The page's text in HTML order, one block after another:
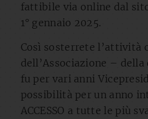
fattibile via online dal
1° gennaio 2025.
Così sosterrete l’attività
dell’Associazione – della
fu per vari anni
possibilità per un anno
ACCESSO a tutte le più